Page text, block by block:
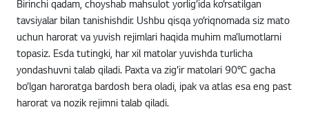
Birinchi qadam, choyshab mahsulot yorlig’ida ko’rsatilgan
tavsiyalar bilan tanishishdir. Ushbu qisqa yo’riqnomada siz mato
uchun harorat va yuvish rejimlari haqida muhim ma’lumotlarni
topasiz. Esda tutingki, har xil matolar yuvishda turlicha
yondashuvni talab qiladi. Paxta va zig’ir matolari 90°C gacha
bo’lgan haroratga bardosh bera oladi, ipak va atlas esa eng past
harorat va nozik rejimni talab qiladi.